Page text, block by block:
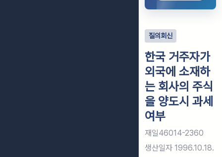
질의회신
한국 거주자가
외국에 소재하
는 회사의 주식
을 양도시 과세
여부
재일46014-2360
생산일자 1996.10.18.